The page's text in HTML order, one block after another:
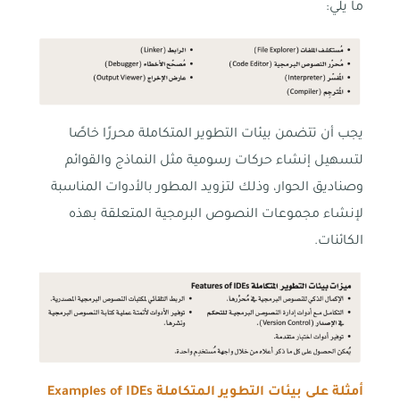
ما يلي:
يجب أن تتضمن بيئات التطوير المتكاملة محررًا خاصًا
لتسهيل إنشاء حركات رسومية مثل النماذج والقوائم
وصناديق الحوار، وذلك لتزويد المطور بالأدوات المناسبة
لإنشاء مجموعات النصوص البرمجية المتعلقة بهذه
الكائنات.
أمثلة على بيئات التطوير المتكاملةExamples of IDEs